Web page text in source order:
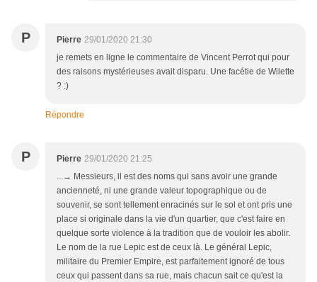
P Pierre 29/01/2020 21:30
je remets en ligne le commentaire de Vincent Perrot qui pour
des raisons mystérieuses avait disparu. Une facétie de Wilette
? :)
Répondre
P Pierre 29/01/2020 21:25
...→ Messieurs, il est des noms qui sans avoir une grande
ancienneté, ni une grande valeur topographique ou de
souvenir, se sont tellement enracinés sur le sol et ont pris une
place si originale dans la vie d'un quartier, que c'est faire en
quelque sorte violence à la tradition que de vouloir les abolir.
Le nom de la rue Lepic est de ceux là. Le général Lepic,
militaire du Premier Empire, est parfaitement ignoré de tous
ceux qui passent dans sa rue, mais chacun sait ce qu'est la